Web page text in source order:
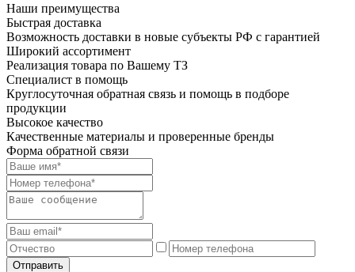
Наши преимущества
Быстрая доставка
Возможность доставки в новые субъекты РФ с гарантией
Широкий ассортимент
Реализация товара по Вашему ТЗ
Специалист в помощь
Круглосуточная обратная связь и помощь в подборе
продукции
Высокое качество
Качественные материалы и проверенные бренды
Форма обратной связи
Отправить